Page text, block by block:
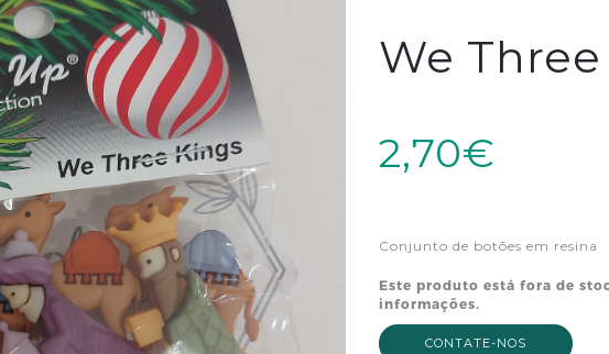
We
2,70€
Conjunto de botões em resina
Este produto está fora de
informações.
CONTATE-NOS